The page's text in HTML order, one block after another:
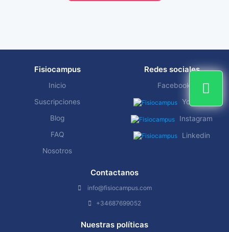
Fisiocampus
Inicio
Suscripciones
Blog
FAQ
Nosotros
Redes sociales
Facebook
YouTube
Instagram
Linkedin
Contactanos
info@fisiocampus.com
+34687699052
Nuestras políticas